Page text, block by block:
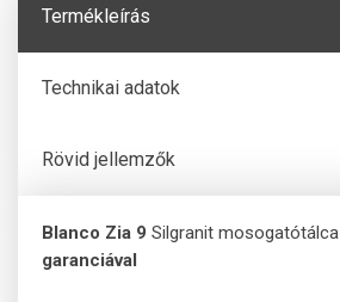
Termékleírás
Technikai adatok
Rövid jellemzők
Blanco Zia 9 Silgranit mosogatótálca
garanciával